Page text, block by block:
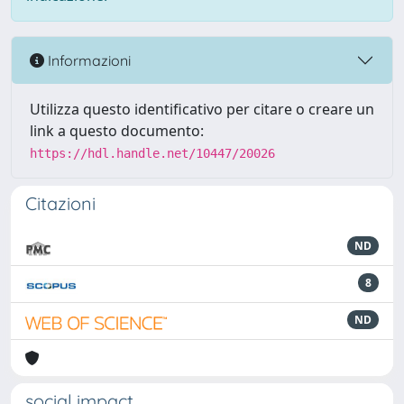
Informazioni
Utilizza questo identificativo per citare o creare un
link a questo documento:
https://hdl.handle.net/10447/20026
Citazioni
ND
8
ND